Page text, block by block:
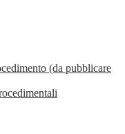
(da pubblicare